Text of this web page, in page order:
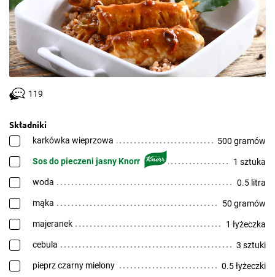
119
Składniki
karkówka wieprzowa 500 gramów
Sos do pieczeni jasny Knorr 1 sztuka
woda 0.5 litra
mąka 50 gramów
majeranek 1 łyżeczka
cebula 3 sztuki
pieprz czarny mielony 0.5 łyżeczki